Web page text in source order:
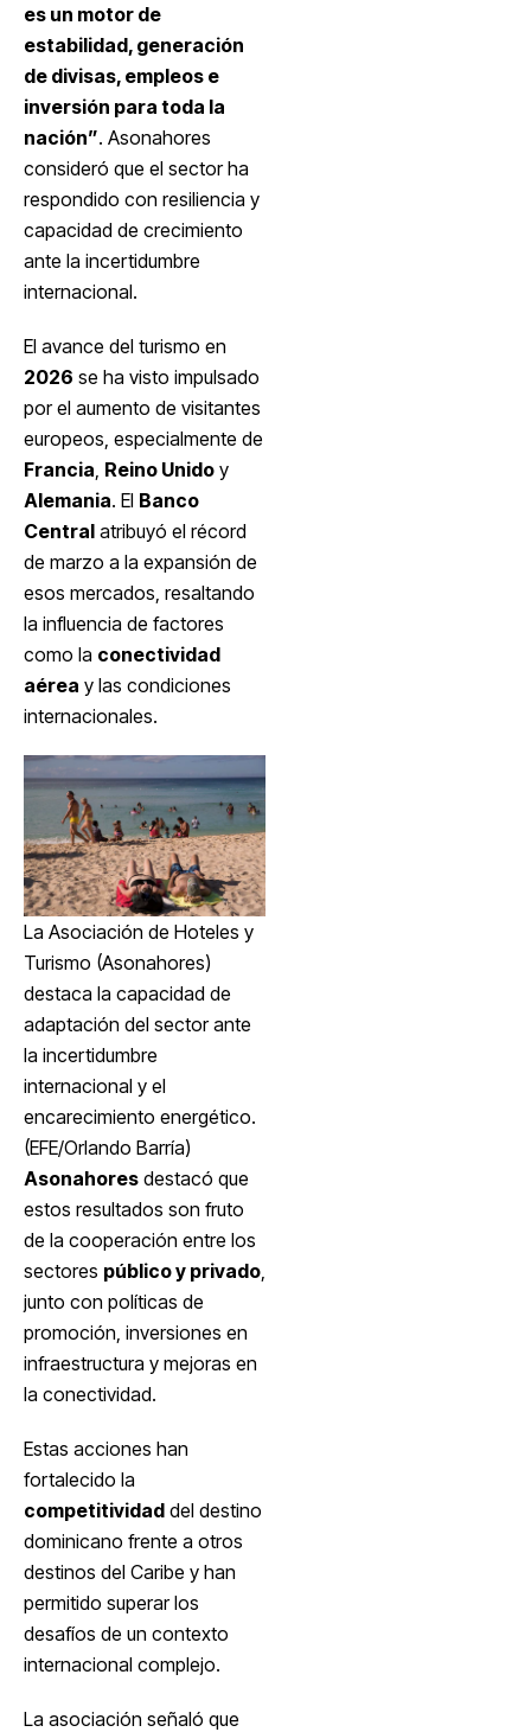
es un motor de
estabilidad, generación
de divisas, empleos e
inversión para toda la
nación”. Asonahores
consideró que el sector ha
respondido con resiliencia y
capacidad de crecimiento
ante la incertidumbre
internacional.
El avance del turismo en
2026 se ha visto impulsado
por el aumento de visitantes
europeos, especialmente de
Francia Reino Unido y
Alemania. El Banco
Central atribuyó el récord
de marzo a la expansión de
esos mercados, resaltando
la influencia de factores
como la conectividad
aérea y las condiciones
internacionales.
La Asociación de Hoteles y
Turismo (Asonahores)
destaca la capacidad de
adaptación del sector ante
la incertidumbre
internacional y el
encarecimiento energético.
(EFE/Orlando Barría)
Asonahores destacó que
estos resultados son fruto
de la cooperación entre los
sectores público y privado
junto con políticas de
promoción, inversiones en
infraestructura y mejoras en
la conectividad.
Estas acciones han
fortalecido la
competitividad del destino
dominicano frente a otros
destinos del Caribe y han
permitido superar los
desafíos de un contexto
internacional complejo.
La asociación señaló que